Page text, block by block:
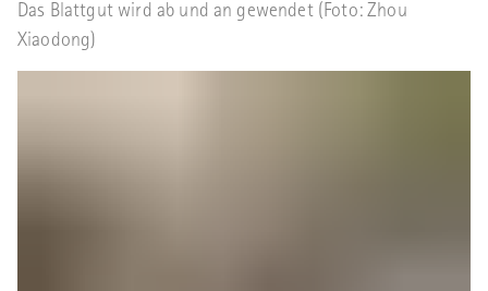
Das Blattgut wird ab und an gewendet (Foto: Zhou
Xiaodong)